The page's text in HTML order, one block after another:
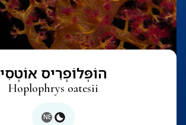
הוֹפְּלוֹפְרִיס אוֹטְסִי
Hoplophrys oatesii
NE